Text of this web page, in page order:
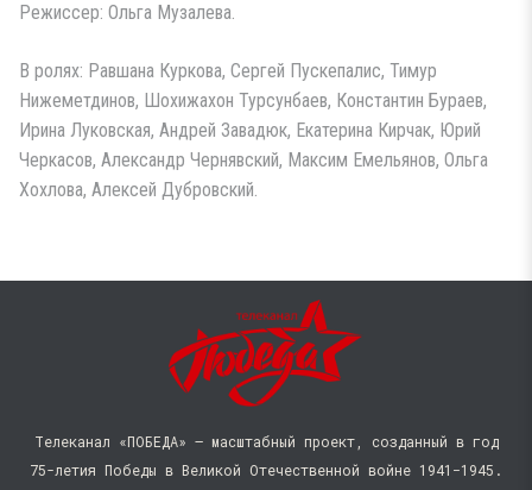
Режиссер: Ольга Музалева.
В ролях: Равшана Куркова, Сергей Пускепалис, Тимур
Нижеметдинов, Шохижахон Турсунбаев, Константин Бураев,
Ирина Луковская, Андрей Завадюк, Екатерина Кирчак, Юрий
Черкасов, Александр Чернявский, Максим Емельянов, Ольга
Хохлова, Алексей Дубровский.
Телеканал «ПОБЕДА» — масштабный проект, созданный в год
75-летия Победы в Великой Отечественной войне 1941−1945.